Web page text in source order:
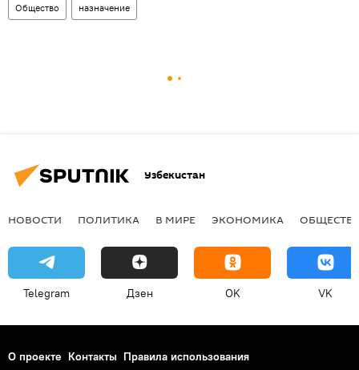
Общество назначение
Узбекистан
НОВОСТИ ПОЛИТИКА В МИРЕ ЭКОНОМИКА
Telegram Дзен OK VK
О проекте Контакты Правила использования